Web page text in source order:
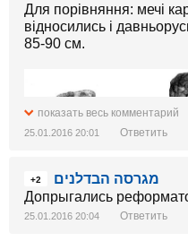
Для порівняння: мечі
відносились і
85-90 см.
показать весь комментарий
25.01.2016 20:01 Ответить
+2
מגרסה הבדלנים
Допрыгались
25.01.2016 20:04 Ответить